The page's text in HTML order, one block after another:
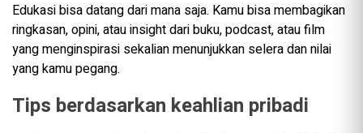
Edukasi bisa datang dari mana saja. Kamu bisa membagikan
ringkasan, opini, atau insight dari buku, podcast, atau film
yang menginspirasi sekalian menunjukkan selera dan nilai
yang kamu pegang.
Tips berdasarkan keahlian pribadi